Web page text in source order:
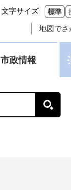
文字サイズ 標準
地図でさ
市政情報